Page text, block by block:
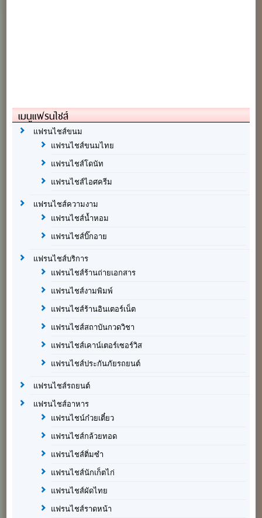
เมนูแฟรนไชส์
แฟรนไชส์ขนม
แฟรนไชส์ขนมไทย
แฟรนไชส์โดนัท
แฟรนไชส์ไอศครีม
แฟรนไชส์ความงาม
แฟรนไชส์น้ำหอม
แฟรนไชส์บิ๊กอาย
แฟรนไชส์บริการ
แฟรนไชส์ร้านถ่ายเอกสาร
แฟรนไชส์งามพิมพ์
แฟรนไชส์ร้านอินเตอร์เน็ต
แฟรนไชส์สถาบันกวดวิชา
แฟรนไชส์เคาน์เตอร์เซอร์วิส
แฟรนไชส์ประกันภัยรถยนต์
แฟรนไชส์รถยนต์
แฟรนไชส์อาหาร
แฟรนไชน์ก๋วยเตี๋ยว
แฟรนไชส์กล้วยทอด
แฟรนไชส์ติ่มซำ
แฟรนไชส์นักเก็ตไก่
แฟรนไชส์ผัดไทย
แฟรนไชส์ราดหน้า